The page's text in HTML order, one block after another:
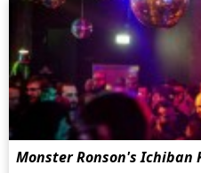
Monster Ronson's Ichiban